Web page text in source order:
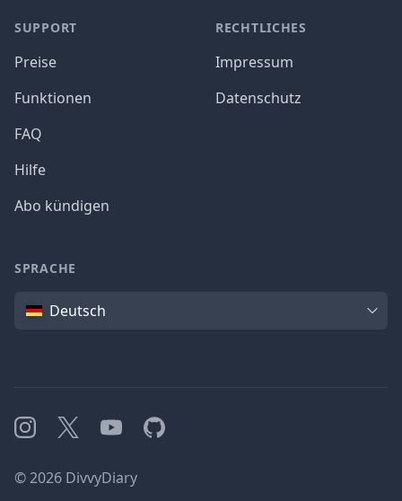
SUPPORT
Preise
Funktionen
FAQ
Hilfe
Abo kündigen
RECHTLICHES
Impressum
Datenschutz
SPRACHE
SpracheDeutsch
Instagram
X YouTubeGitHub
©2026 DivvyDiary